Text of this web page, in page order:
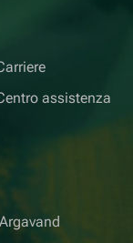
assistenza
Argavand